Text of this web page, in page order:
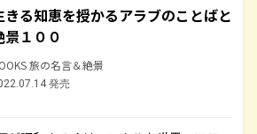
きる知恵を授かるアラブのことばと
景１００
旅の名言＆絶景
発売